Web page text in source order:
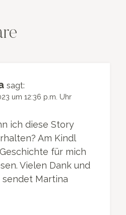
sagt:
um 12:36 p.m. Uhr
ich diese Story
Am Kindl
für mich
Vielen Dank und
sendet Martina